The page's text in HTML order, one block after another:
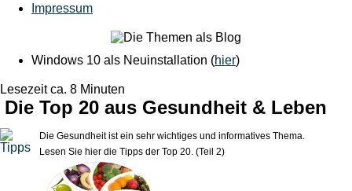
Impressum
Windows 10 als Neuinstallation (hier)
Lesezeit ca. 8 Minuten
Die Top 20 aus Gesundheit & Leben
Die Gesundheit ist ein sehr wichtiges und informatives Thema.
Lesen Sie hier die Tipps der Top 20. (Teil 2)